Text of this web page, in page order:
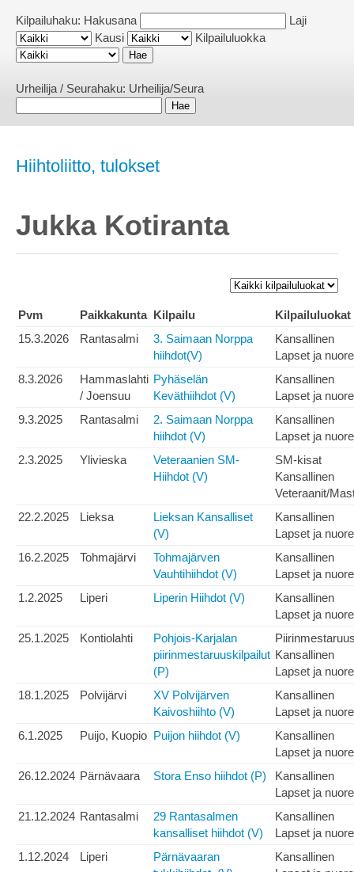
Kilpailuhaku: Hakusana
Laji
Kausi
Kilpailuluokka
Urheilija / Seurahaku: Urheilija/Seura
Hiihtoliitto, tulokset
Jukka Kotiranta
Pvm Paikkakunta Kilpailu
Kilpailuluokat
15.3.2026
Rantasalmi
3. Saimaan Norppa
hiihdot(V)
Kansallinen
Lapset ja
8.3.2026
Hammaslahti
/ Joensuu
Pyhäselän
Keväthiihdot (V)
Kansallinen
Lapset ja
9.3.2025
Rantasalmi
2. Saimaan Norppa
hiihdot (V)
Kansallinen
Lapset ja
2.3.2025
Ylivieska
Veteraanien SM-
Hiihdot (V)
SM-kisat
Kansallinen
Veteraanit/
22.2.2025
Lieksa
Lieksan Kansalliset
(V)
Kansallinen
Lapset ja
16.2.2025
Tohmajärvi
Tohmajärven
Vauhtihiihdot (V)
Kansallinen
Lapset ja
1.2.2025
Liperi Liperin Hiihdot (V)
Kansallinen
Lapset ja
25.1.2025
Kontiolahti
Pohjois-Karjalan
piirinmestaruuskilpailut
(P)
Kansallinen
Lapset ja
18.1.2025
Polvijärvi
XV Polvijärven
Kaivoshiihto (V)
Kansallinen
Lapset ja
6.1.2025
Puijo, Kuopio Puijon hiihdot (V)
Kansallinen
Lapset ja
26.12.2024 Pärnävaara Stora Enso hiihdot (P)
Kansallinen
Lapset ja
21.12.2024 Rantasalmi
29 Rantasalmen
kansalliset hiihdot (V)
Kansallinen
Lapset ja
1.12.2024
Liperi
Pärnävaaran
Kansallinen